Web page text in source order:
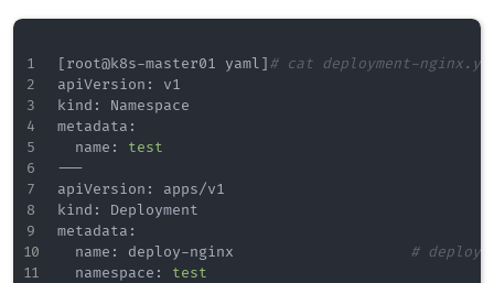
[root@k8s-master01 yaml]# cat deployment-
apiVersion: v1
kind: Namespace
metadata:
  name:
test
---
apiVersion: apps/v1
kind: Deployment
metadata:
  name: deploy-nginx
#
  namespace:
test